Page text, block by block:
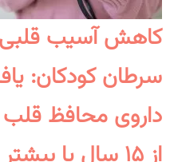
کاهش آسیب قلبی
سرطان کودکان:
داروی محافظ